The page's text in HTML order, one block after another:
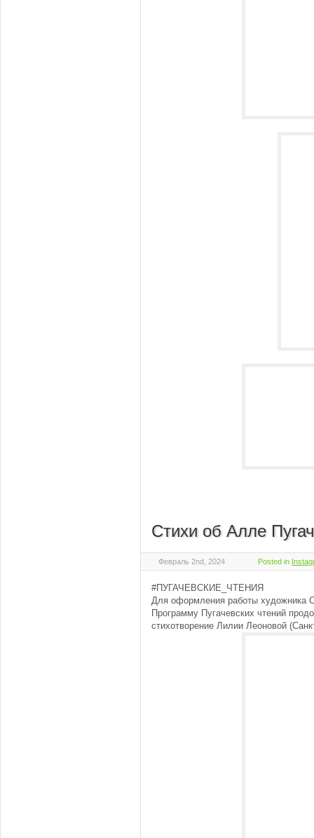
Стихи об Алле
Февраль 2nd, 2024 Posted in
#ПУГАЧЕВСКИЕ_ЧТЕНИЯ
Для оформления работы художника
Программу Пугачевских чтений
стихотворение Лилии Леоновой